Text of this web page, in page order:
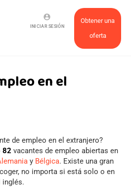
Obtener una
oferta
account_circle
INICIAR SESIÓN
en el
de empleo en el extranjero?
82 vacantes de empleo abiertas en
y Bélgica. Existe una gran
no importa si está solo o en
inglés.